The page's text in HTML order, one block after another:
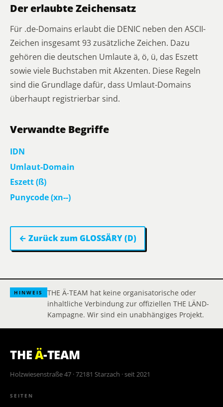
Der erlaubte Zeichensatz
Für .de-Domains erlaubt die DENIC neben den ASCII-
Zeichen insgesamt 93 zusätzliche Zeichen. Dazu
gehören die deutschen Umlaute ä, ö, ü, das Eszett
sowie viele Buchstaben mit Akzenten. Diese Regeln
sind die Grundlage dafür, dass Umlaut-Domains
überhaupt registrierbar sind.
Verwandte Begriffe
IDN
Umlaut-Domain
Eszett (ß)
Punycode (xn--)
← Zurück zum GLOSSÄRY (D)
HINWEIS
THE Ä-TEAM hat keine organisatorische oder
inhaltliche Verbindung zur offiziellen THE LÄND-
Kampagne. Wir sind ein unabhängiges Projekt.
THEÄ-TEAM
Holzwiesenstraße 47 · 72181 Starzach · seit 2021
SEITEN